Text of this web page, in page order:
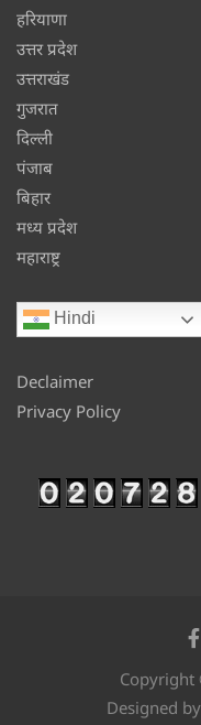
हरियाणा
उत्तर प्रदेश
उत्तराखंड
गुजरात
दिल्ली
पंजाब
बिहार
मध्य प्रदेश
महाराष्ट्र
Hindi
Declaimer
Privacy Policy
Copyright
Designed